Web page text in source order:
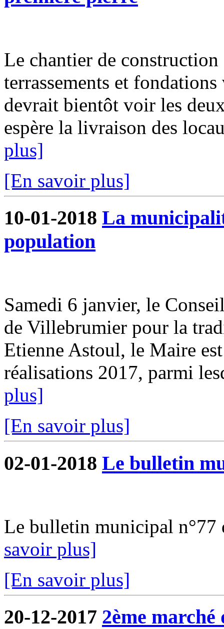
Le chantier de
terrassements et
devrait bientôt voir les
espère la livraison des
plus]
[En savoir plus]
10-01-2018 La
population
Samedi 6 janvier, le
de Villebrumier pour la
Etienne Astoul, le Maire
réalisations 2017, parmi
plus]
[En savoir plus]
02-01-2018 Le bulletin
Le bulletin municipal n°77
savoir plus]
[En savoir plus]
20-12-2017 2ème marché